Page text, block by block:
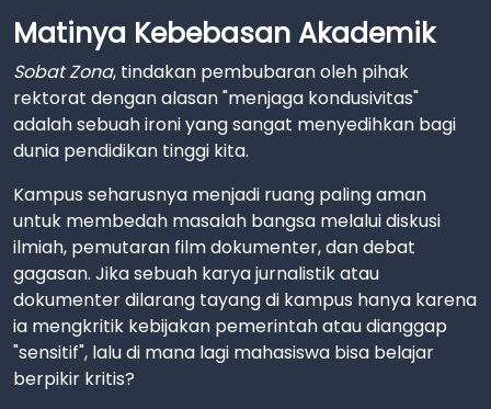
Matinya Kebebasan Akademik
Sobat Zona, tindakan pembubaran oleh pihak
rektorat dengan alasan "menjaga kondusivitas"
adalah sebuah ironi yang sangat menyedihkan bagi
dunia pendidikan tinggi kita.
Kampus seharusnya menjadi ruang paling aman
untuk membedah masalah bangsa melalui diskusi
ilmiah, pemutaran film dokumenter, dan debat
gagasan. Jika sebuah karya jurnalistik atau
dokumenter dilarang tayang di kampus hanya karena
ia mengkritik kebijakan pemerintah atau dianggap
"sensitif", lalu di mana lagi mahasiswa bisa belajar
berpikir kritis?